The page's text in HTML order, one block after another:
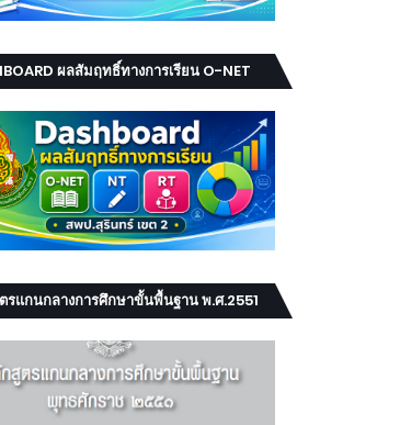
ผลสัมฤทธิ์ทางการเรียน O-NET
รแกนกลางการศึกษาขั้นพื้นฐาน พ.ศ.2551